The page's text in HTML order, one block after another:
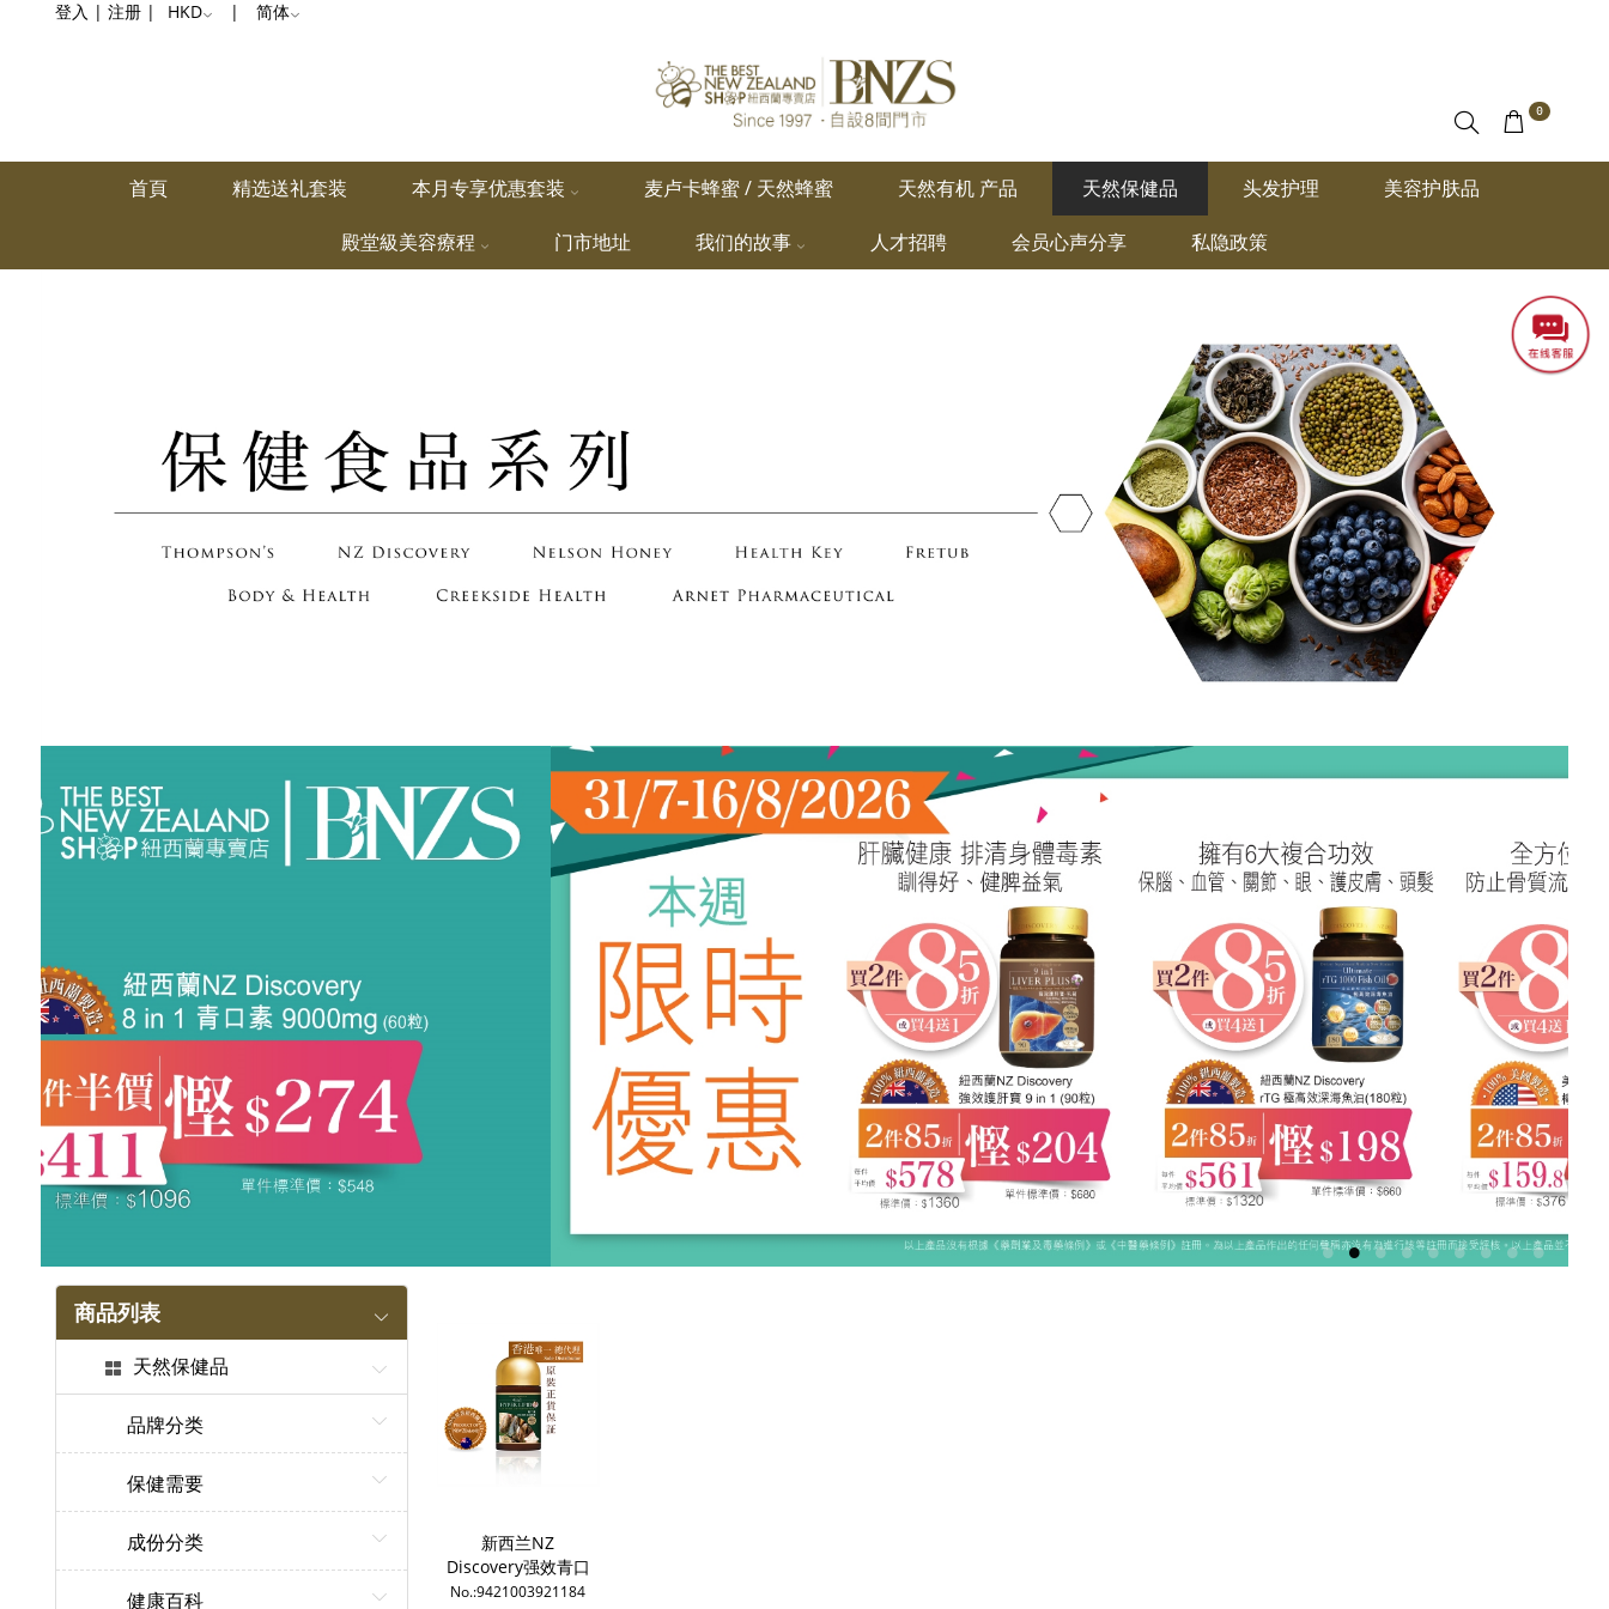
胺
登入 | 注册 | HKD | 简体
0
首頁 精选送礼套装 本月专享优惠套装 麦卢卡蜂蜜 / 天然蜂蜜 天然有机 产品 天然保健品 头发护理 美容护肤品
殿堂級美容療程 门市地址 我们的故事 人才招聘 会员心声分享 私隐政策
商品列表
天然保健品
品牌分类
保健需要
成份分类
健康百科
新西兰NZ
Discovery强效青口
关节素9000mg(60
No.:9421003921184